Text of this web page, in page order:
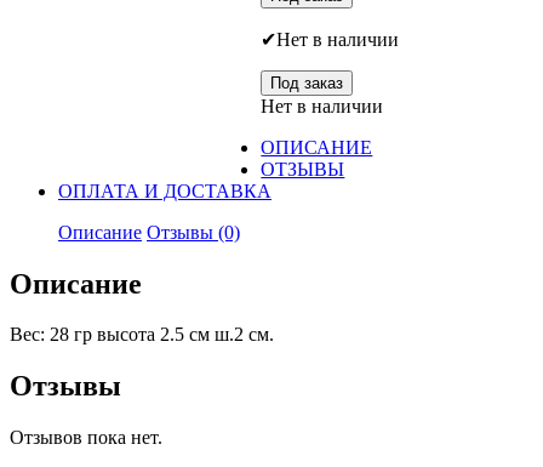
Нет в наличии
Под заказ
Нет в наличии
ОПИСАНИЕ
ОТЗЫВЫ
ОПЛАТА И ДОСТАВКА
Описание Отзывы (0)
Описание
Вес: 28 гр высота 2.5 см ш.2 см.
Отзывы
Отзывов пока нет.